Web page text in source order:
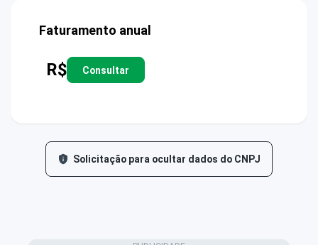
Faturamento anual
R$ Consultar
Solicitação para ocultar dados do CNPJ